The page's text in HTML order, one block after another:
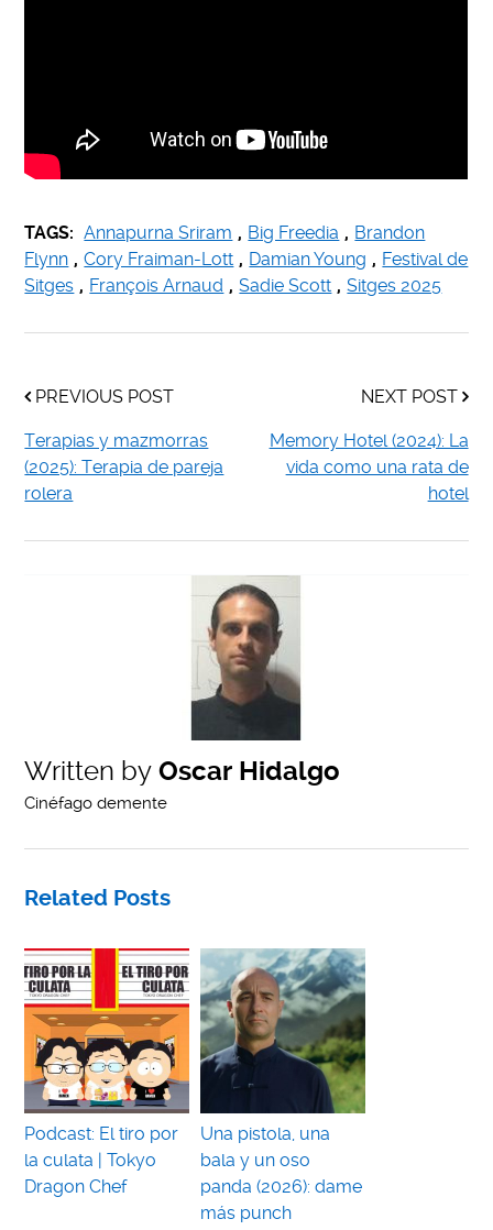
TAGS: Annapurna Sriram , Big Freedia , Brandon
Flynn , Cory Fraiman-Lott , Damian Young , Festival de
Sitges , François Arnaud , Sadie Scott , Sitges 2025
PREVIOUS POST
Terapias y mazmorras
(2025): Terapia de pareja
rolera
NEXT POST
Memory Hotel (2024): La
vida como una rata de
hotel
Written by Oscar Hidalgo
Cinéfago demente
Related Posts
Podcast: El tiro por
la culata | Tokyo
Dragon Chef
Una pistola, una
bala y un oso
panda (2026): dame
más punch